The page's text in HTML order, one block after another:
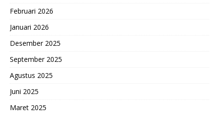
Februari 2026
Januari 2026
Desember 2025
September 2025
Agustus 2025
Juni 2025
Maret 2025